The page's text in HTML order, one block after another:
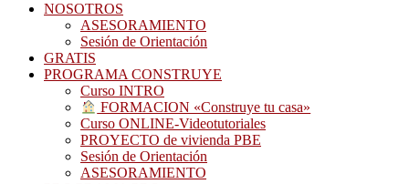
NOSOTROS
ASESORAMIENTO
Sesión de Orientación
GRATIS
PROGRAMA CONSTRUYE
Curso INTRO
FORMACION «Construye tu casa»
Curso ONLINE-Videotutoriales
PROYECTO de vivienda PBE
Sesión de Orientación
ASESORAMIENTO